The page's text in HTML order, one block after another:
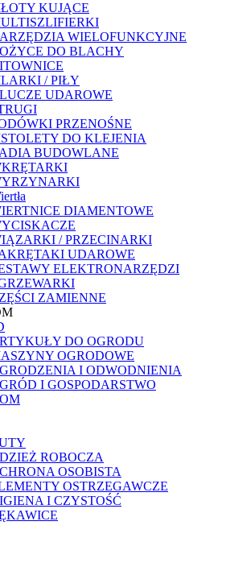
KUJĄCE
WIELOFUNKCYJNE
DO BLACHY
/ PIŁY
UDAROWE
PRZENOŚNE
DO KLEJENIA
BUDOWLANE
DIAMENTOWE
/ PRZECINARKI
UDAROWE
ELEKTRONARZĘDZI
ZAMIENNE
DO OGRODU
OGRODOWE
I ODWODNIENIA
I GOSPODARSTWO
ROBOCZA
OSOBISTA
OSTRZEGAWCZE
I CZYSTOŚĆ